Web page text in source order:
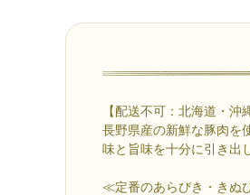
【配送不可：北海道・沖
長野県産の新鮮な豚肉を
味と旨味を十分に引き出
≪定番のあらびき・きぬ